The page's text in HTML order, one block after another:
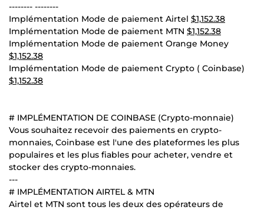
-------- --------
Implémentation Mode de paiement Airtel $1,152.38
Implémentation Mode de paiement MTN $1,152.38
Implémentation Mode de paiement Orange Money
$1,152.38
Implémentation Mode de paiement Crypto ( Coinbase)
$1,152.38
# IMPLÉMENTATION DE COINBASE (Crypto-monnaie)
Vous souhaitez recevoir des paiements en crypto-
monnaies, Coinbase est l'une des plateformes les plus
populaires et les plus fiables pour acheter, vendre et
stocker des crypto-monnaies.
---
# IMPLÉMENTATION AIRTEL & MTN
Airtel et MTN sont tous les deux des opérateurs de